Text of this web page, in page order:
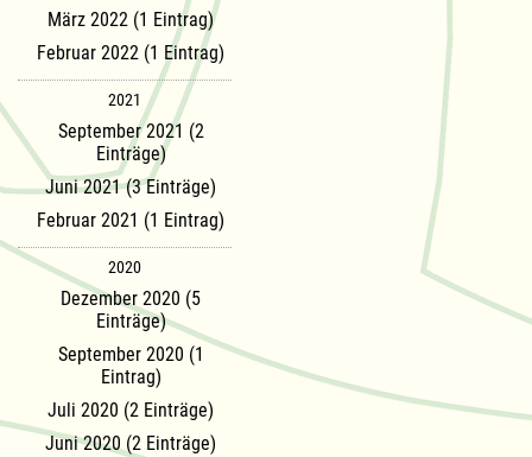
März 2022 (1 Eintrag)
Februar 2022 (1 Eintrag)
2021
September 2021 (2
Einträge)
Juni 2021 (3 Einträge)
Februar 2021 (1 Eintrag)
2020
Dezember 2020 (5
Einträge)
September 2020 (1
Eintrag)
Juli 2020 (2 Einträge)
Juni 2020 (2 Einträge)